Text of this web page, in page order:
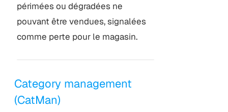
périmées ou dégradées ne
pouvant être vendues, signalées
comme perte pour le magasin.
Category management
(CatMan)